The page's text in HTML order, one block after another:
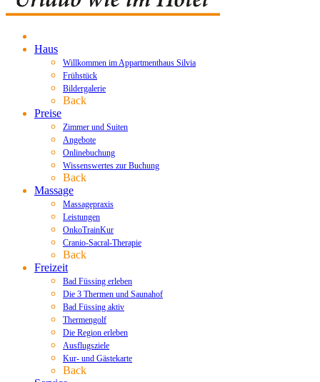
Haus
Willkommen im Appartmenthaus Silvia
Frühstück
Bildergalerie
Back
Preise
Zimmer und Suiten
Angebote
Onlinebuchung
Wissenswertes zur Buchung
Back
Massage
Massagepraxis
Leistungen
OnkoTrainKur
Cranio-Sacral-Therapie
Back
Freizeit
Bad Füssing erleben
Die 3 Thermen und Saunahof
Bad Füssing aktiv
Thermengolf
Die Region erleben
Ausflugsziele
Kur- und Gästekarte
Back